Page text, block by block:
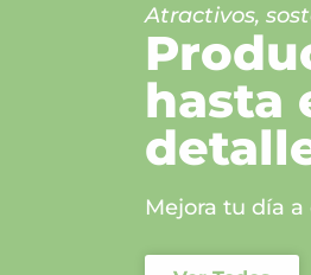
Atractivos,
hasta
Mejora tu día